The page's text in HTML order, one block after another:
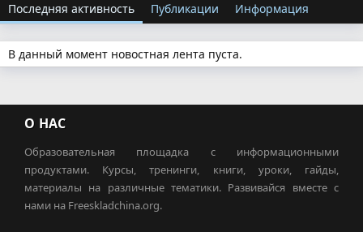
Последняя активность Публикации Информация
В данный момент новостная лента пуста.
О НАС
Образовательная площадка с информационными
продуктами. Курсы, тренинги, книги, уроки, гайды,
материалы на различные тематики. Развивайся вместе с
нами на Freeskladchina.org.